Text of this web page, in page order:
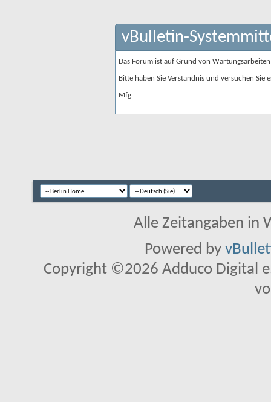
vBulletin-
Das Forum ist auf Grund von
Bitte haben Sie Verständnis und versuchen Sie
Mfg
Alle Zeitangaben in
Powered by
Copyright ©2026 Adduco Digital